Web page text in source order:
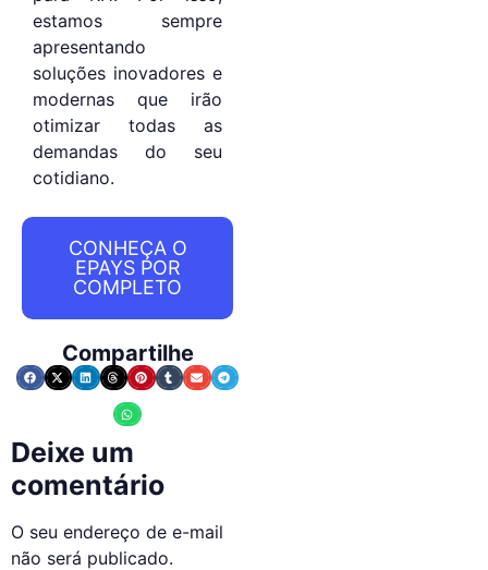
estamos sempre
apresentando
soluções inovadores e
modernas que irão
otimizar todas as
demandas do seu
cotidiano.
CONHEÇA O
EPAYS POR
COMPLETO
Compartilhe
Deixe um
comentário
O seu endereço de e-mail
não será publicado.